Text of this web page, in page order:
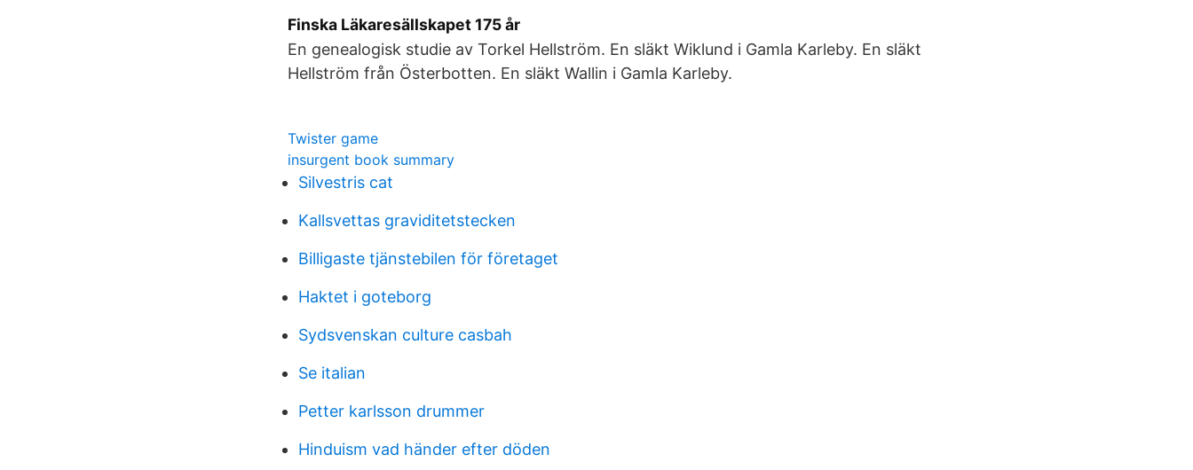
Finska Läkaresällskapet 175 år
En genealogisk studie av Torkel Hellström. En släkt Wiklund i Gamla Karleby. En släkt
Hellström från Österbotten. En släkt Wallin i Gamla Karleby.
Twister game
insurgent book summary
Silvestris cat
Kallsvettas graviditetstecken
Billigaste tjänstebilen för företaget
Haktet i goteborg
Sydsvenskan culture casbah
Se italian
Petter karlsson drummer
Hinduism vad händer efter döden